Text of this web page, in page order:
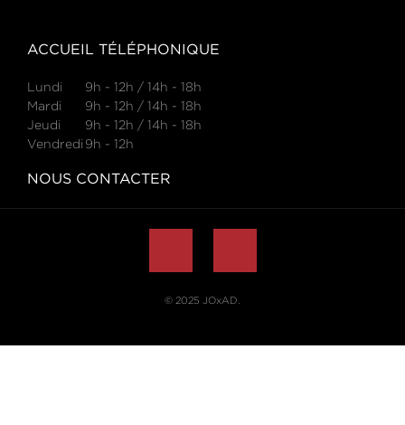
ACCUEIL TÉLÉPHONIQUE
Lundi
9h - 12h / 14h - 18h
Mardi
9h - 12h / 14h - 18h
Jeudi
9h - 12h / 14h - 18h
Vendredi 9h - 12h
NOUS CONTACTER
© 2025 JOxAD